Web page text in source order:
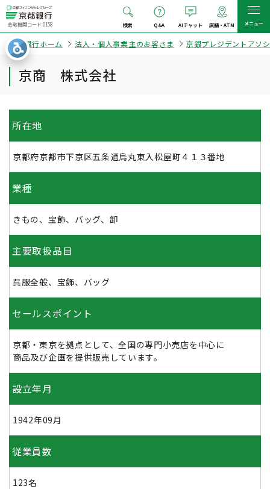
金融機関コード:0158 検索 Q&A AIチャット 店舗・ATM メニュー
京都銀行ホーム 法人・個人事業主のお客さま 京銀プレジデントアソ
京商 株式会社
所在地
京都府京都市下京区五条通烏丸東入松屋町４１３番地
業種
きもの、宝飾、バッグ、卸
主要取扱品目
呉服全般、宝飾、バッグ
セールスポイント
京都・東京を拠点として、全国の専門小売店を中心に
商品及び企画を提供販売しています。
設立年月
1942年09月
従業員数
123名